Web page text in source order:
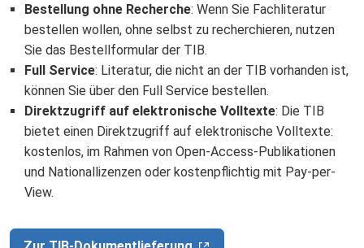
Bestellung ohne Recherche: Wenn Sie Fachliteratur
bestellen wollen, ohne selbst zu recherchieren, nutzen
Sie das Bestellformular der TIB.
Full Service: Literatur, die nicht an der TIB vorhanden ist,
können Sie über den Full Service bestellen.
Direktzugriff auf elektronische Volltexte: Die TIB
bietet einen Direktzugriff auf elektronische Volltexte:
kostenlos, im Rahmen von Open-Access-Publikationen
und Nationallizenzen oder kostenpflichtig mit Pay-per-
View.